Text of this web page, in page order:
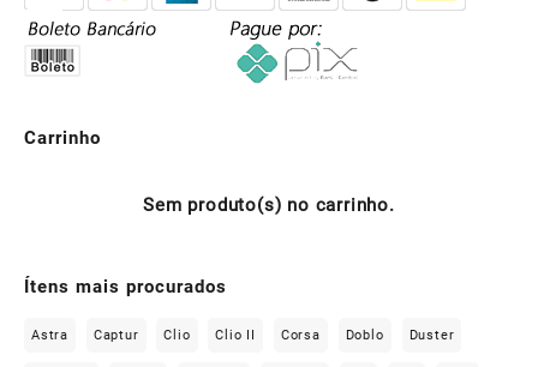
Carrinho
Sem produto(s) no carrinho.
Ítens mais procurados
Astra Captur Clio Clio II Corsa Doblo Duster